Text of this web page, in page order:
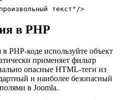
текст"/>
в PHP
PHP-коде используйте объект
применяет фильтр
опасные HTML-теги из
и наиболее безопасный
в Joomla.